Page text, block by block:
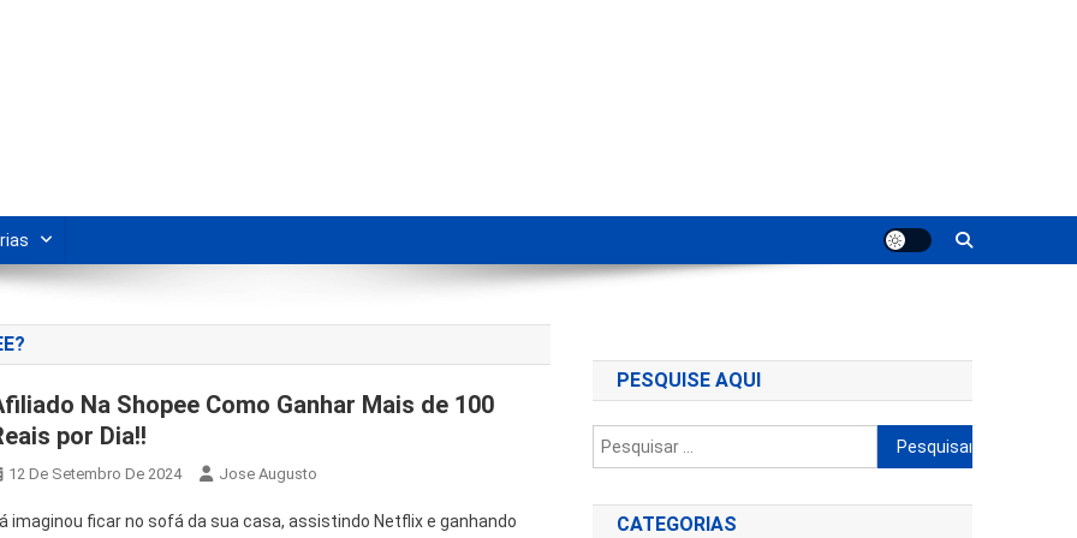
Na Shopee Como Ganhar Mais de 100
por Dia!!
12 De Setembro De 2024 Jose Augusto
imaginou ficar no sofá da sua casa, assistindo Netflix e ganhando
PESQUISE AQUI
Pesquisar
por:
CATEGORIAS